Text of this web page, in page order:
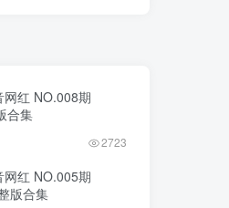
红 NO.008期
合集
2723
红 NO.005期
版合集